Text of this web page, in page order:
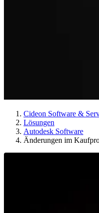
Cideon Software &
Lösungen
Autodesk Software
Änderungen im